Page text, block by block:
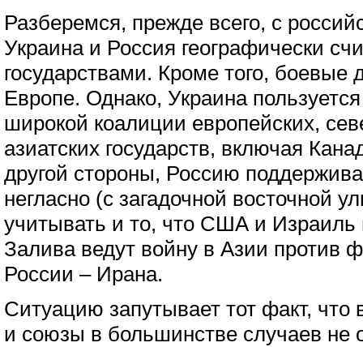
Разберемся, прежде всего, с
Украина и Россия географически
государствами. Кроме того, боевые
Европе. Однако, Украина
широкой коалиции европейских,
азиатских государств, включая
другой стороны, Россию
негласно (с загадочной восточной
учитывать и то, что США и Израиль
Залива ведут войну в Азии против
России – Ирана.
Ситуацию запутывает тот факт,
и союзы в большинстве случаев